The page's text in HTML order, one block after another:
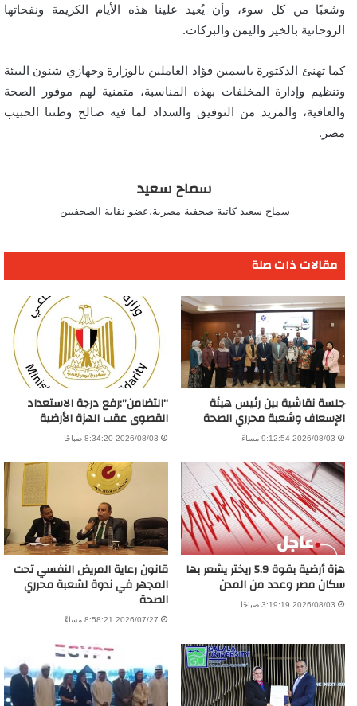
وشعبًا من كل سوء، وأن يُعيد علينا هذه الأيام الكريمة ونفحاتها
الروحانية بالخير واليمن والبركات.
كما تهنئ الدكتورة ياسمين فؤاد العاملين بالوزارة وجهازي شئون البيئة
وتنظيم وإدارة المخلفات بهذه المناسبة، متمنية لهم موفور الصحة
والعافية، والمزيد من التوفيق والسداد لما فيه صالح وطننا الحبيب
مصر.
سماح سعيد
سماح سعيد كاتبة صحفية مصرية،عضو نقابة الصحفيين
مقالات ذات صلة
جلسة نقاشية بين رئيس هيئة
الإسعاف وشعبة محرري الصحة
2026/08/03 9:12:54 مساءً
“التضامن”:رفع درجة الاستعداد
القصوى عقب الهزة الأرضية
2026/08/03 8:34:20 صباحًا
هزة أرضية بقوة 5.9 ريختر يشعر بها
سكان مصر وعدد من المدن
2026/08/03 3:19:19 صباحًا
قانون رعاية المريض النفسي تحت
المجهر في ندوة لشعبة محرري
الصحة
2026/07/27 8:58:21 مساءً